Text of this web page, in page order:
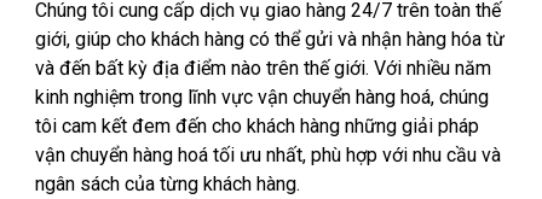
Chúng tôi cung cấp dịch vụ giao hàng 24/7 trên toàn thế
giới, giúp cho khách hàng có thể gửi và nhận hàng hóa từ
và đến bất kỳ địa điểm nào trên thế giới. Với nhiều năm
kinh nghiệm trong lĩnh vực vận chuyển hàng hoá, chúng
tôi cam kết đem đến cho khách hàng những giải pháp
vận chuyển hàng hoá tối ưu nhất, phù hợp với nhu cầu và
ngân sách của từng khách hàng.